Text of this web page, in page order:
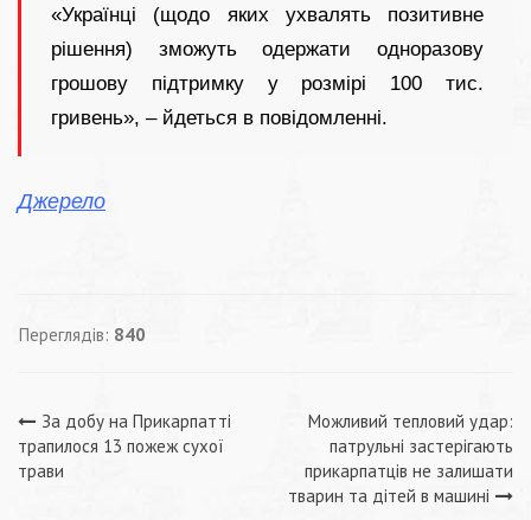
«Українці (щодо яких ухвалять позитивне
рішення) зможуть одержати одноразову
грошову підтримку у розмірі 100 тис.
гривень», – йдеться в повідомленні.
Джерело
Переглядів: 840
Навігація
записів
За добу на Прикарпатті
трапилося 13 пожеж сухої
трави
Можливий тепловий удар:
патрульні застерігають
прикарпатців не залишати
тварин та дітей в машині